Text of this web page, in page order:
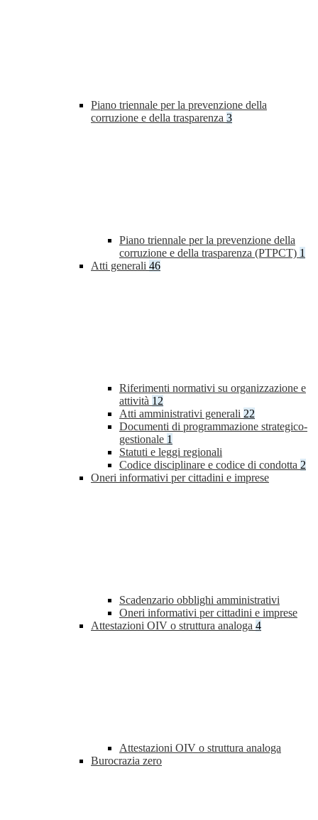
Piano triennale per la prevenzione della
corruzione e della trasparenza 3
Piano triennale per la prevenzione della
corruzione e della trasparenza (PTPCT) 1
Atti generali 46
Riferimenti normativi su organizzazione e
attività 12
Atti amministrativi generali 22
Documenti di programmazione strategico-
gestionale 1
Statuti e leggi regionali
Codice disciplinare e codice di condotta 2
Oneri informativi per cittadini e imprese
Scadenzario obblighi amministrativi
Oneri informativi per cittadini e imprese
Attestazioni OIV o struttura analoga 4
Attestazioni OIV o struttura analoga
Burocrazia zero